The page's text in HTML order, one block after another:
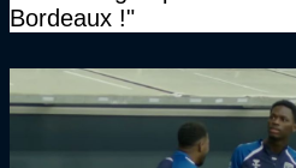
Bordeaux !"